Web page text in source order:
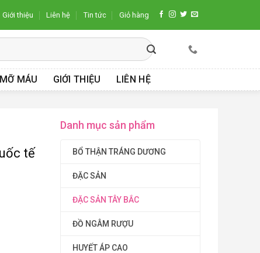
Giới thiệu Liên hệ Tin tức Giỏ hàng
MÁU GIỚI THIỆU LIÊN HỆ
Danh mục sản phẩm
BỔ THẬN TRÁNG DƯƠNG
ĐẶC SẢN
ĐẶC SẢN TÂY BẮC
ĐỒ NGÂM RƯỢU
HUYẾT ÁP CAO
tế